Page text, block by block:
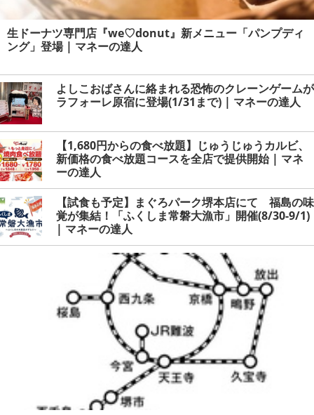
生ドーナツ専門店『we♡donut』新メニュー「パンプディ
ング」登場 | マネーの達人
よしこおばさんに絡まれる恐怖のクレーンゲームが
ラフォーレ原宿に登場(1/31まで) | マネーの達人
【1,680円からの食べ放題】じゅうじゅうカルビ、
新価格の食べ放題コースを全店で提供開始 | マネ
ーの達人
【試食も予定】まぐろパーク堺本店にて 福島の味
覚が集結！「ふくしま常磐大漁市」開催(8/30-9/1)
| マネーの達人